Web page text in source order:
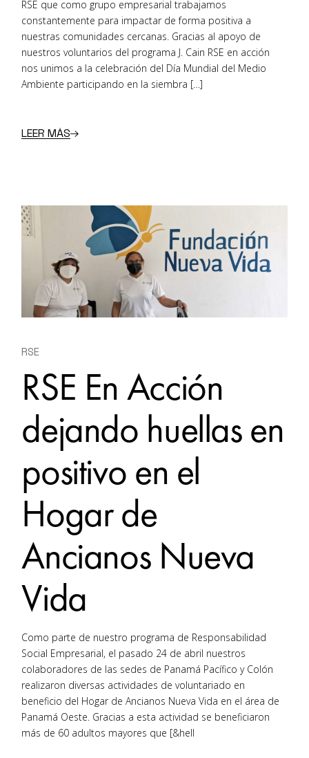
RSE que como grupo empresarial trabajamos
constantemente para impactar de forma positiva a
nuestras comunidades cercanas. Gracias al apoyo de
nuestros voluntarios del programa J. Cain RSE en acción
nos unimos a la celebración del Día Mundial del Medio
Ambiente participando en la siembra […]
LEER MÁS
RSE
RSE En Acción
dejando huellas en
positivo en el
Hogar de
Ancianos Nueva
Vida
Como parte de nuestro programa de Responsabilidad
Social Empresarial, el pasado 24 de abril nuestros
colaboradores de las sedes de Panamá Pacífico y Colón
realizaron diversas actividades de voluntariado en
beneficio del Hogar de Ancianos Nueva Vida en el área de
Panamá Oeste. Gracias a esta actividad se beneficiaron
más de 60 adultos mayores que [&hell